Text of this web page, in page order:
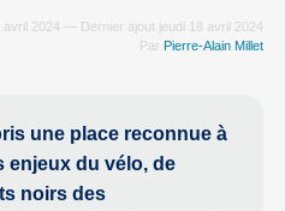
avril 2024 — Dernier ajout jeudi 18 avril 2024
Par Pierre-Alain Millet
une place reconnue à
enjeux du vélo, de
noirs des